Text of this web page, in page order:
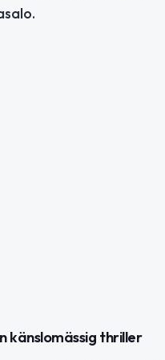
känslomässig thriller